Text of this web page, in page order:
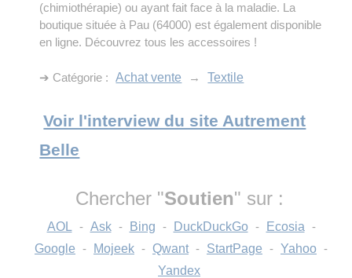
(chimiothérapie) ou ayant fait face à la maladie. La
boutique située à Pau (64000) est également disponible
en ligne. Découvrez tous les accessoires !
➔ Catégorie : Achat vente → Textile
Voir l'interview du site Autrement
Belle
Chercher "Soutien" sur :
AOL - Ask - Bing - DuckDuckGo - Ecosia -
Google - Mojeek - Qwant - StartPage - Yahoo -
Yandex